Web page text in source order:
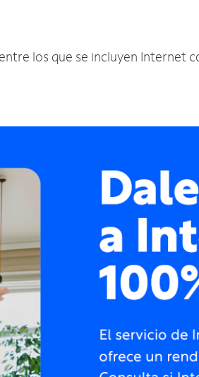
los que se incluyen Internet